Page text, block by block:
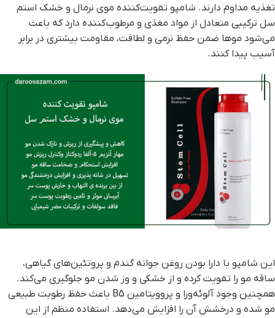
تغذیه مداوم دارند. شامپو تقویت‌کننده موی نرمال و خشک استم
سل ترکیبی متعادل از مواد مغذی و مرطوب‌کننده دارد که باعث
می‌شود موها ضمن حفظ نرمی و لطافت، مقاومت بیشتری در برابر
آسیب پیدا کنند.
این شامپو با دارا بودن روغن جوانه گندم و پروتئین‌های گیاهی،
ساقه مو را تقویت کرده و از خشکی و وز شدن مو جلوگیری می‌کند.
همچنین وجود آلوئه‌ورا و پروویتامین B5 باعث حفظ رطوبت طبیعی
مو شده و درخشش آن را افزایش می‌دهد. استفاده منظم از این